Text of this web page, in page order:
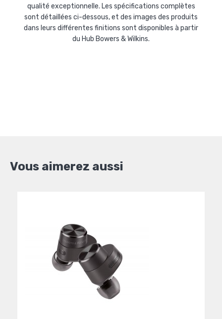
qualité exceptionnelle. Les spécifications complètes
sont détaillées ci-dessous, et des images des produits
dans leurs différentes finitions sont disponibles à partir
du Hub Bowers & Wilkins.
Vous aimerez aussi